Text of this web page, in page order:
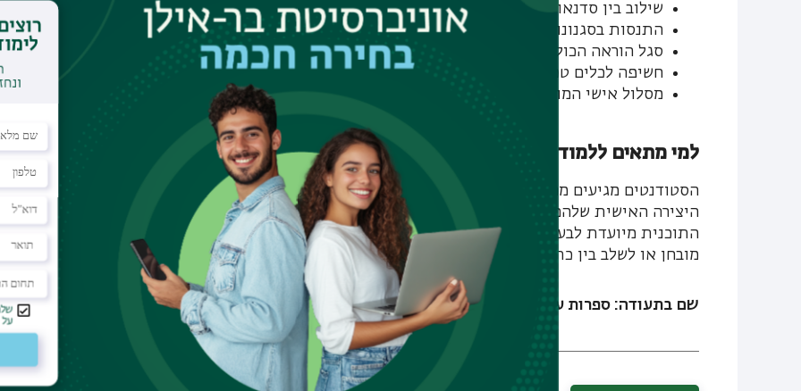
שילוב בין סדנאות כתיבה לקורסים תיאורטיים מעמיקים
התנסות בסגנונות כתיבה מגוונים: סיפורת, שירה, דרמה, קומיקס, תסריטאות ופזמונאות
סגל הוראה הכולל יוצרים פעילים ומרצים מובילים
חשיפה לכלים טכנולוגיים מתקדמים, כולל AI ליצירה ועריכה
מסלול אישי המותאם לקול ולתחומי העניין של כל סטודנט
למי מתאים ללמוד תואר שני בכתיבה יוצרת באוניברסיטת בר-אילן?
הסטודנטים מגיעים מרקעים מגוונים - כתיבה, הוראה, אומנויות ומקצועות חופשיים - ושואפים לקדם את
היצירה האישית שלהם.
התוכנית מיועדת לבעלי תואר ראשון מכל תחום, המעוניינים להעמיק בכלים ספרותיים, לפתח קול יצירתי
מובחן או לשלב בין כתיבה לבין עיסוקים חינוכיים, טיפוליים או תרבותיים.
שם בתעודה: ספרות עם ישראל במגמת כתיבה יוצרת